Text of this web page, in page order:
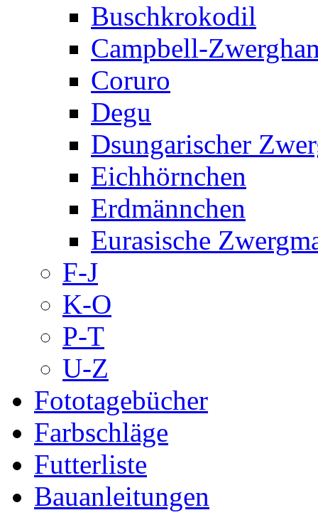
Buschkrokodil
Campbell-
Coruro
Degu
Dsungarischer
Eichhörnchen
Erdmännchen
Eurasische
F-J
K-O
P-T
U-Z
Fototagebücher
Farbschläge
Futterliste
Bauanleitungen